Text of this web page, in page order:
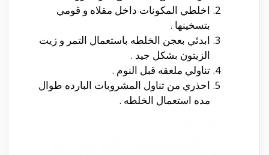
اخلطي المكونات داخل مقلاه و قومي
بتسخينها .
ابدئي بعجن الخلطه باستعمال التمر و زيت
الزيتون بشكل جيد .
تناولي ملعقه قبل النوم .
احذري من تناول المشروبات البارده طوال
مده استعمال الخلطه .